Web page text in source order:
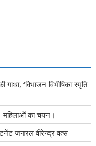
‘विभाजन विभीषिका स्मृति
महिलाओं का चयन।
जनरल वीरेन्द्र वत्स